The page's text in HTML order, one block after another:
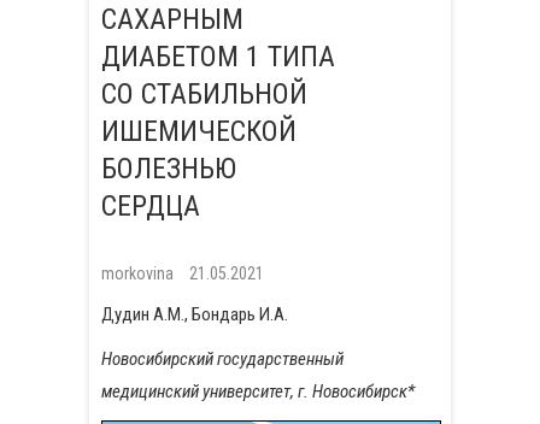
САХАРНЫМ
ДИАБЕТОМ 1 ТИПА
СО СТАБИЛЬНОЙ
ИШЕМИЧЕСКОЙ
БОЛЕЗНЬЮ
СЕРДЦА
morkovina 21.05.2021
Дудин А.М., Бондарь И.А.
Новосибирский государственный
медицинский университет, г. Новосибирск*